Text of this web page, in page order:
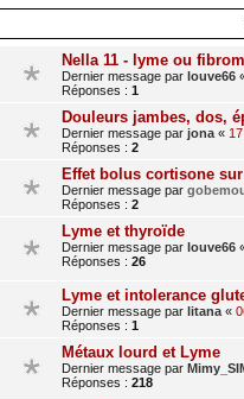
Nella 11 - lyme ou
Dernier message par louve66
Réponses : 1
Douleurs jambes, dos,
Dernier message par jona «
Réponses : 2
Effet bolus cortisone
Dernier message par
Réponses : 2
Lyme et thyroïde
Dernier message par louve66
Réponses : 26
Lyme et intolerance
Dernier message par litana «
Réponses : 1
Métaux lourd et Lyme
Dernier message par
Réponses : 218